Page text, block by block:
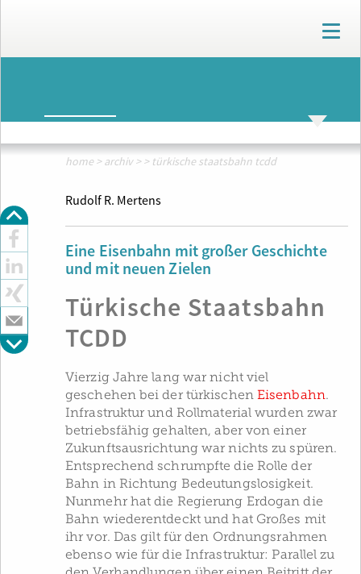
T
o
g
n
v
ARCHIV
home >archiv >> türkische staatsbahn tcdd
Rudolf R. Mertens
Eine Eisenbahn mit großer Geschichte
und mit neuen Zielen
Türkische Staatsbahn
TCDD
Vierzig Jahre lang war nicht viel
geschehen bei der türkischen Eisenbahn.
Infrastruktur und Rollmaterial wurden zwar
betriebsfähig gehalten, aber von einer
Zukunftsausrichtung war nichts zu spüren.
Entsprechend schrumpfte die Rolle der
Bahn in Richtung Bedeutungslosigkeit.
Nunmehr hat die Regierung Erdogan die
Bahn wiederentdeckt und hat Großes mit
ihr vor. Das gilt für den Ordnungsrahmen
ebenso wie für die Infrastruktur: Parallel zu